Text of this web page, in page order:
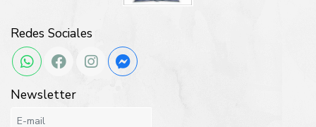
Redes Sociales
Newsletter